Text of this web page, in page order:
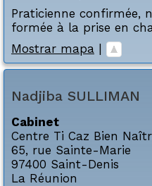
Praticienne confirmée,
formée à la prise en
Mostrar mapa |
Nadjiba SULLIMAN
Cabinet
Centre Ti Caz Bien
65, rue Sainte-Marie
97400 Saint-Denis
La Réunion